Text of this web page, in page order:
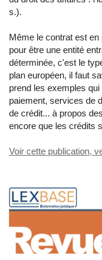
s.).
Même le contrat est
pour être une entité
déterminée, c'est le
plan européen, il faut
prend les exemples
paiement, services de
de crédit... à propos
encore que les crédits
Voir cette publication,